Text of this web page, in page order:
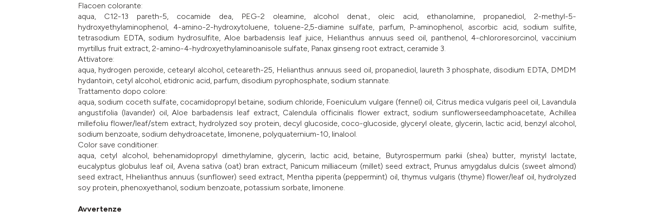
Flacoen colorante:
aqua, C12-13 pareth-5, cocamide dea, PEG-2 oleamine, alcohol denat., oleic acid, ethanolamine, propanediol, 2-methyl-5-
hydroxyethylaminophenol, 4-amino-2-hydroxytoluene, toluene-2,5-diamine sulfate, parfum, P-aminophenol, ascorbic acid, sodium sulfite,
tetrasodium EDTA, sodium hydrosulfite, Aloe barbadensis leaf juice, Helianthus annuus seed oil, panthenol, 4-chlororesorcinol, vaccinium
myrtillus fruit extract, 2-amino-4-hydroxyethylaminoanisole sulfate, Panax ginseng root extract, ceramide 3.
Attivatore:
aqua, hydrogen peroxide, cetearyl alcohol, ceteareth-25, Helianthus annuus seed oil, propanediol, laureth 3 phosphate, disodium EDTA, DMDM
hydantoin, cetyl alcohol, etidronic acid, parfum, disodium pyrophosphate, sodium stannate.
Trattamento dopo colore:
aqua, sodium coceth sulfate, cocamidopropyl betaine, sodium chloride, Foeniculum vulgare (fennel) oil, Citrus medica vulgaris peel oil, Lavandula
angustifolia (lavander) oil, Aloe barbadensis leaf extract, Calendula officinalis flower extract, sodium sunflowerseedamphoacetate, Achillea
millefoliu flower/leaf/stem extract, hydrolyzed soy protein, decyl glucoside, coco-glucoside, glyceryl oleate, glycerin, lactic acid, benzyl alcohol,
sodium benzoate, sodium dehydroacetate, limonene, polyquaternium-10, linalool.
Color save conditioner:
aqua, cetyl alcohol, behenamidopropyl dimethylamine, glycerin, lactic acid, betaine, Butyrospermum parkii (shea) butter, myristyl lactate,
eucalyptus globulus leaf oil, Avena sativa (oat) bran extract, Panicum milliaceum (millet) seed extract, Prunus amygdalus dulcis (sweet almond)
seed extract, Hhelianthus annuus (sunflower) seed extract, Mentha piperita (peppermint) oil, thymus vulgaris (thyme) flower/leaf oil, hydrolyzed
soy protein, phenoxyethanol, sodium benzoate, potassium sorbate, limonene.
Avvertenze